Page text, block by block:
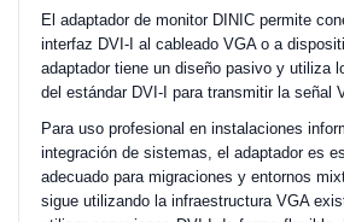
El adaptador de monitor DINIC permite
interfaz DVI-I al cableado VGA o a
adaptador tiene un diseño pasivo y utiliza
del estándar DVI-I para transmitir la señal
Para uso profesional en instalaciones
integración de sistemas, el adaptador es
adecuado para migraciones y entornos
sigue utilizando la infraestructura VGA